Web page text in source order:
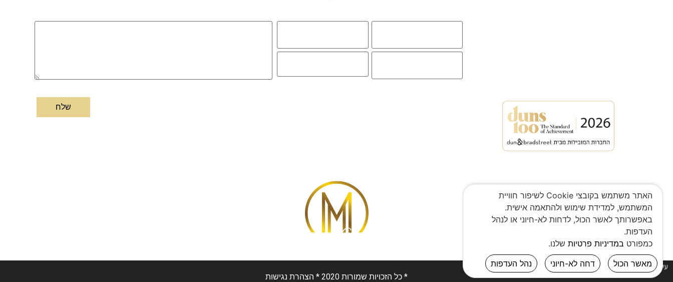
* כל הזכויות שמורות 2020 * הצהרת נגישות
האתר משתמש בקובצי Cookie לשיפור חוויית
המשתמש, למדידת שימוש ולהתאמה אישית.
באפשרותך לאשר הכול, לדחות לא-חיוני או לנהל
העדפות.
כמפורט במדיניות פרטיות שלנו.
מאשר הכול
דחה לא-חיוני נהל העדפות